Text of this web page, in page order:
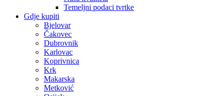
Temeljni podaci tvrtke
Gdje kupiti
Bjelovar
Čakovec
Dubrovnik
Karlovac
Koprivnica
Krk
Makarska
Metković